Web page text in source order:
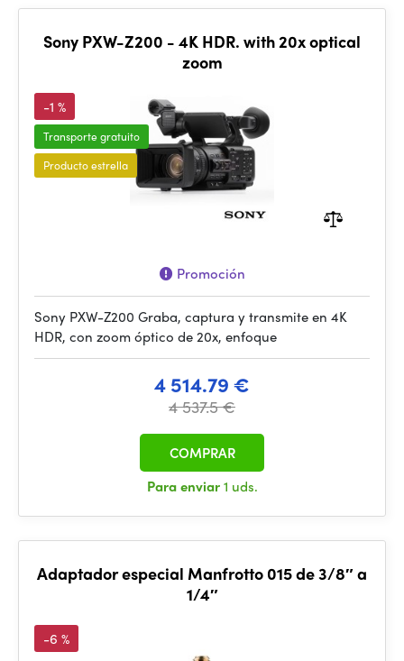
Sony PXW-Z200 - 4K HDR. with 20x optical
zoom
-1 %
Transporte gratuito
Producto estrella
Promoción
Sony PXW-Z200 Graba, captura y transmite en 4K
HDR, con zoom óptico de 20x, enfoque
4 514.79 €
4 537.5 €
Para enviar1 uds.
COMPRAR
Adaptador especial Manfrotto 015 de 3/8″ a
1/4″
-6 %